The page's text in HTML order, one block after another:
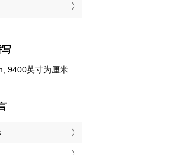
写
9400英寸为厘米